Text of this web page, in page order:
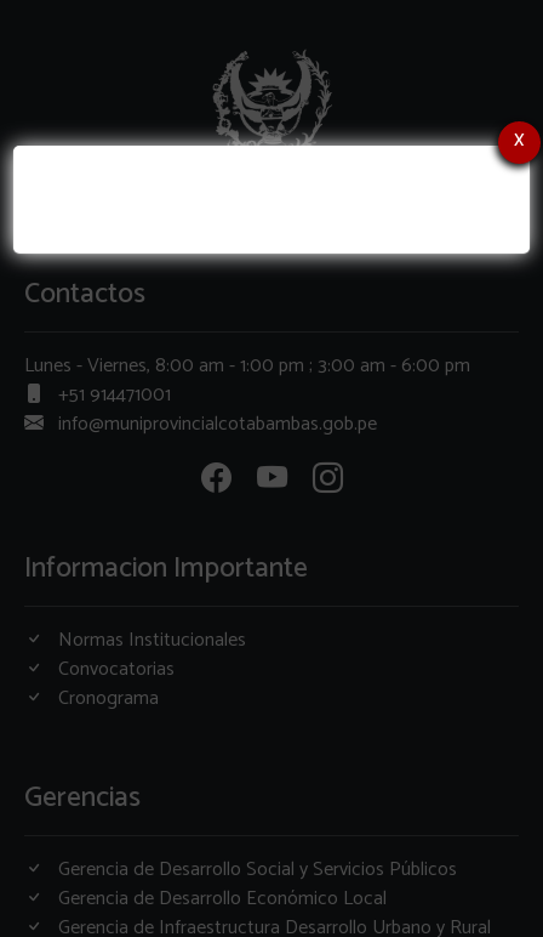
x
Contactos
Lunes - Viernes, 8:00 am - 1:00 pm ; 3:00 am - 6:00 pm
+51 914471001
info@muniprovincialcotabambas.gob.pe
Informacion Importante
Normas Institucionales
Convocatorias
Cronograma
Gerencias
Gerencia de Desarrollo Social y Servicios Públicos
Gerencia de Desarrollo Económico Local
Gerencia de Infraestructura Desarrollo Urbano y Rural